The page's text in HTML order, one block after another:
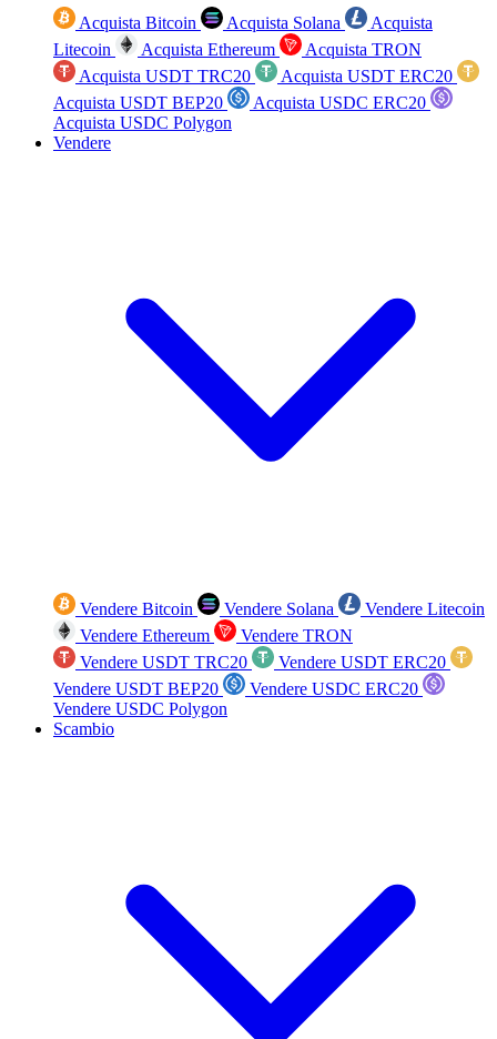
Acquista Bitcoin Acquista Solana
Acquista
Litecoin
Acquista Ethereum
Acquista TRON
Acquista USDT TRC20
Acquista USDT ERC20
Acquista USDT BEP20
Acquista USDC ERC20
Acquista USDC Polygon
Vendere
Vendere Bitcoin Vendere Solana
Vendere Litecoin
Vendere Ethereum
Vendere TRON
Vendere USDT TRC20
Vendere USDT ERC20
Vendere USDT BEP20
Vendere USDC ERC20
Vendere USDC Polygon
Scambio